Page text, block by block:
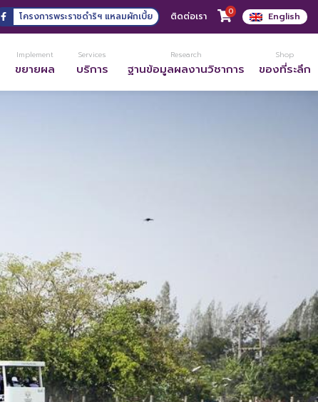
โครงการพระราชดำริฯ แหลมผักเบี้ย ติดต่อเรา 0 English
Implement
ขยายผล
Services
บริการ
Research
ฐานข้อมูลผลงานวิชาการ
Shop
ของที่ระลึก